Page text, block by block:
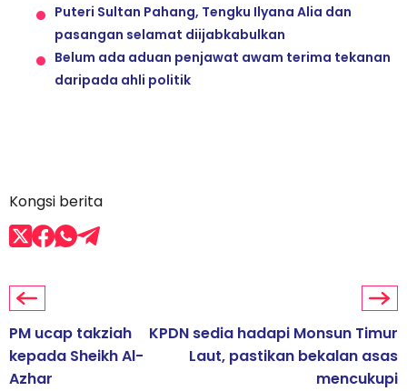
Puteri Sultan Pahang, Tengku Ilyana Alia dan
pasangan selamat diijabkabulkan
Belum ada aduan penjawat awam terima tekanan
daripada ahli politik
Kongsi berita
PM ucap takziah
kepada Sheikh Al-
Azhar
KPDN sedia hadapi Monsun Timur
Laut, pastikan bekalan asas
mencukupi